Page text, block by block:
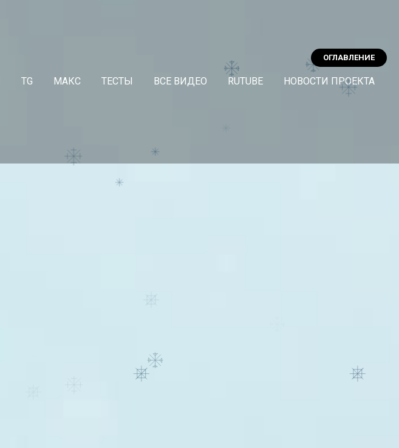
TG МАКС ТЕСТЫ ВСЕ ВИДЕО RUTUBE НОВОСТИ ПРОЕКТА
ОГЛАВЛЕНИЕ